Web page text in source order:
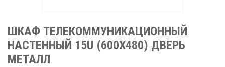
ШКАФ ТЕЛЕКОММУНИКАЦИОННЫЙ
НАСТЕННЫЙ 15U (600Х480) ДВЕРЬ
МЕТАЛЛ